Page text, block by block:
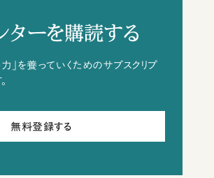
ターを購読する
」を養っていくためのサブスクリプ
無料登録する